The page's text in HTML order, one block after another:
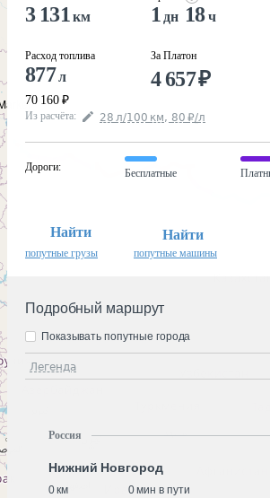
3 131 км
Расход топлива
877л
70 160 ₽
1 дн 18ч
За Платон
4 657₽
Из расчёта: 28 л/100 км, 80 ₽/л
Дороги:
Бесплатные
Найти
попутные грузы
Найти
попутные машины
Подробный маршрут
Легенда
Показывать попутные города
Россия
Нижний Новгород
0 км
0 мин в пути